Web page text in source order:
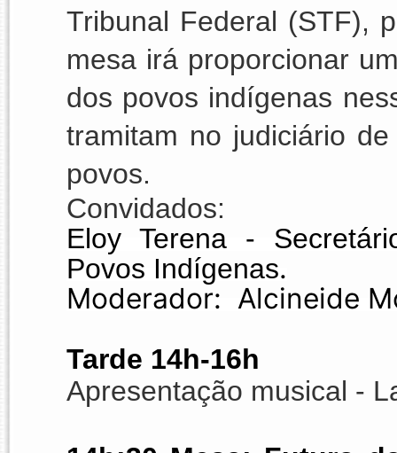
Tribunal Federal (STF),
mesa irá proporcionar
dos povos indígenas
tramitam no judiciário
povos.
Convidados:
Eloy Terena -
Povos Indígenas.
Moderador: Alcineide
Tarde 14h-16h
Apresentação musical -